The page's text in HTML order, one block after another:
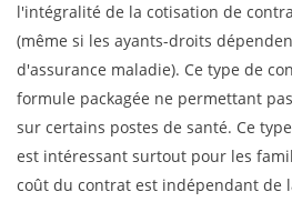
l'intégralité de la cotisation de
(même si les ayants-droits
d'assurance maladie). Ce type de
formule packagée ne permettant
sur certains postes de santé. Ce
est intéressant surtout pour les
coût du contrat est indépendant de